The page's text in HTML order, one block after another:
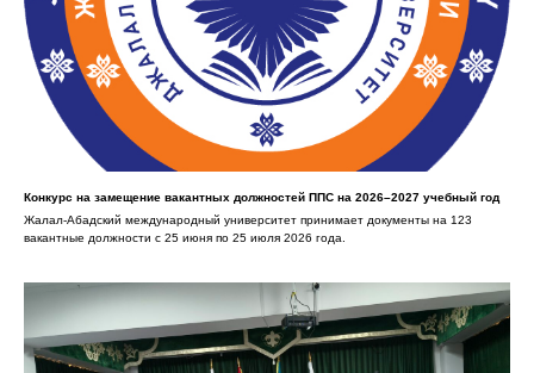
Конкурс на замещение вакантных должностей ППС на 2026–2027 учебный год
Жалал-Абадский международный университет принимает документы на 123
вакантные должности с 25 июня по 25 июля 2026 года.